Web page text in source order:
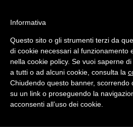
THURSDAY,
Informativa
Questo sito o gli strumenti terzi da
di cookie necessari al funzionamento
nella cookie policy. Se vuoi saperne
a tutti o ad alcuni cookie, consulta la
Chiudendo questo banner, scorrendo
su un link o proseguendo la
acconsenti all’uso dei cookie.